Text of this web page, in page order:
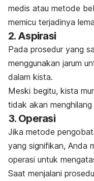
medis atau metode
memicu terjadinya
2. Aspirasi
Pada prosedur yang
menggunakan jarum
dalam kista.
Meski begitu, kista
tidak akan
3. Operasi
Jika metode
yang signifikan, Anda
operasi untuk
Saat menjalani